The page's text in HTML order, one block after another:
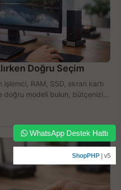
Doğru Seçim
RAM, SSD, ekran kartı
doğru modeli bulun, bütçenizi
WhatsApp Destek Hattı
ShopPHP | v5